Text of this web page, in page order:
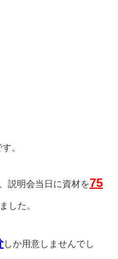
。
説明会当日に資材を75
した。
しか用意しませんでし